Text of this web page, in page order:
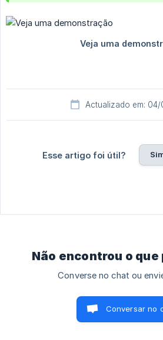
Actualizado em:
Esse artigo foi útil?
Não encontrou o
Converse no chat ou
Conversar no